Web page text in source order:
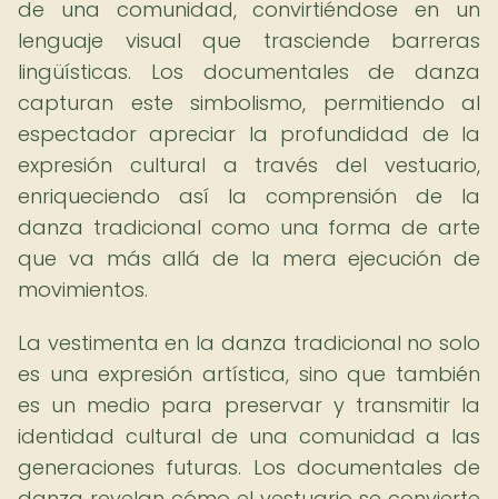
de una comunidad, convirtiéndose en un
lenguaje visual que trasciende barreras
lingüísticas. Los documentales de danza
capturan este simbolismo, permitiendo al
espectador apreciar la profundidad de la
expresión cultural a través del vestuario,
enriqueciendo así la comprensión de la
danza tradicional como una forma de arte
que va más allá de la mera ejecución de
movimientos.
La vestimenta en la danza tradicional no solo
es una expresión artística, sino que también
es un medio para preservar y transmitir la
identidad cultural de una comunidad a las
generaciones futuras. Los documentales de